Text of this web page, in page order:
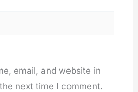
email, and website in
next time I comment.